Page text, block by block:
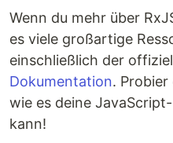
Wenn du mehr über
es viele großartige
einschließlich der
Dokumentation. Probier
wie es deine
kann!